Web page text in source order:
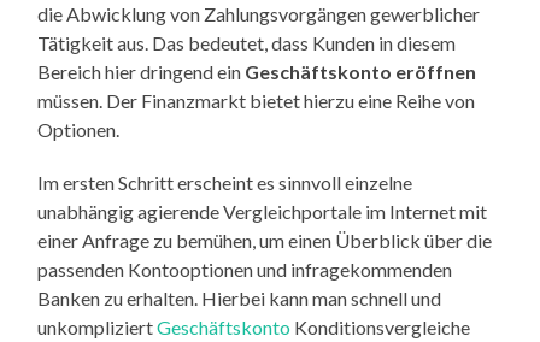
die Abwicklung von Zahlungsvorgängen gewerblicher
Tätigkeit aus. Das bedeutet, dass Kunden in diesem
Bereich hier dringend ein Geschäftskonto eröffnen
müssen. Der Finanzmarkt bietet hierzu eine Reihe von
Optionen.
Im ersten Schritt erscheint es sinnvoll einzelne
unabhängig agierende Vergleichportale im Internet mit
einer Anfrage zu bemühen, um einen Überblick über die
passenden Kontooptionen und infragekommenden
Banken zu erhalten. Hierbei kann man schnell und
unkompliziertGeschäftskonto Konditionsvergleiche